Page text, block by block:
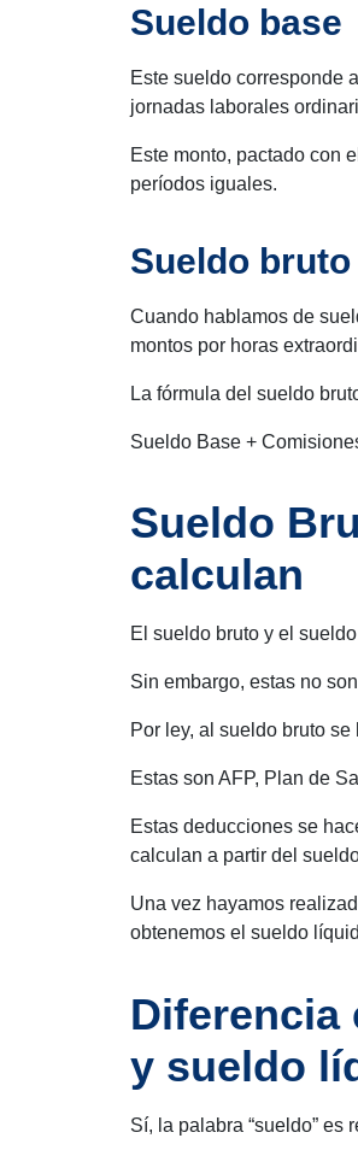
Sueldo base
Este sueldo corresponde
jornadas laborales
Este monto, pactado con
períodos iguales.
Sueldo bruto
Cuando hablamos de
montos por horas
La fórmula del sueldo
Sueldo Base +
Sueldo
calculan
El sueldo bruto y el
Sin embargo, estas no
Por ley, al sueldo bruto
Estas son AFP, Plan de
Estas deducciones se
calculan a partir del
Una vez hayamos
obtenemos el sueldo
Diferencia
y sueldo
Sí, la palabra “sueldo” es